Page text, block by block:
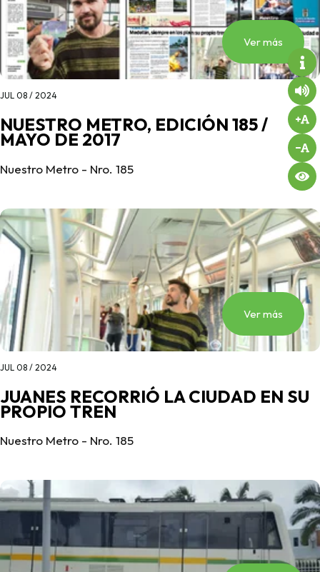
Ver más
JUL 08 / 2024
NUESTRO METRO, EDICIÓN 185 /
MAYO DE 2017
Nuestro Metro - Nro. 185
Ver más
JUL 08 / 2024
JUANES RECORRIÓ LA CIUDAD EN SU
PROPIO TREN
Nuestro Metro - Nro. 185